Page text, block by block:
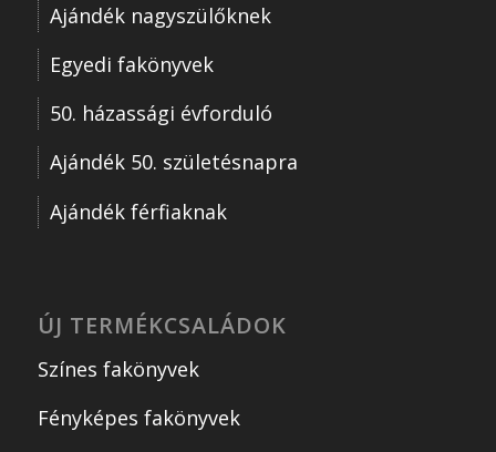
Ajándék nagyszülőknek
Egyedi fakönyvek
50. házassági évforduló
Ajándék 50. születésnapra
Ajándék férfiaknak
ÚJ TERMÉKCSALÁDOK
Színes fakönyvek
Fényképes fakönyvek